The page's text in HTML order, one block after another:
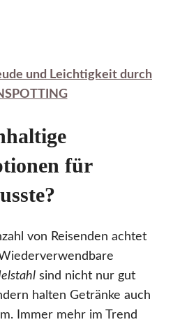
und Leichtigkeit durch
für
von Reisenden achtet
sind nicht nur gut
halten Getränke auch
Immer mehr im Trend